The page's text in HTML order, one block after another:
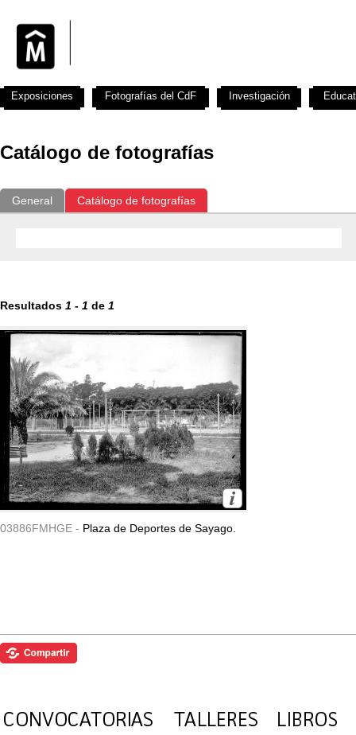
Catálogo de fotografías
General Catálogo de fotografías
Resultados 1 - 1 de 1
03886FMHGE - Plaza de Deportes de Sayago.
Exposiciones Fotografías del CdF Investigación